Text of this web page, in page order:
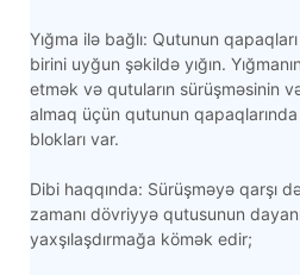
Yığma ilə bağlı: Qutunun
birini uyğun şəkildə yığın.
etmək və qutuların sürüşməsinin və
almaq üçün qutunun
blokları var.
Dibi haqqında: Sürüşməyə qarşı
zamanı dövriyyə qutusunun
yaxşılaşdırmağa kömək edir;